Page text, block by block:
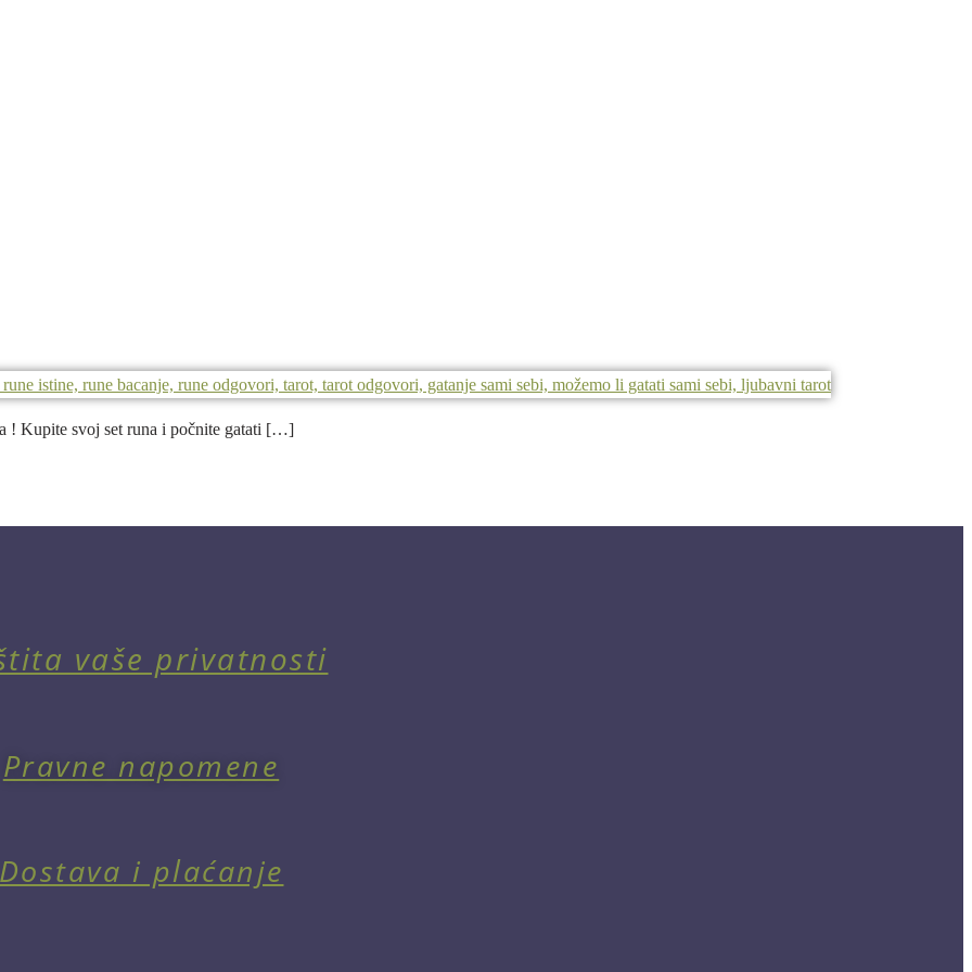
! Kupite svoj set runa i počnite gatati […]
vaše privatnosti
Pravne napomene
i plaćanje